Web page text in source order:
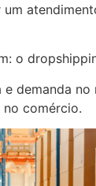
o
demanda no
no comércio.